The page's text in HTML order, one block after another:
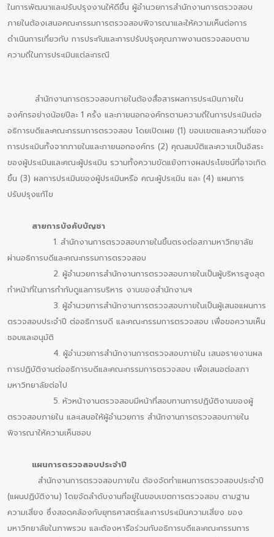
ในการพัฒนาและปรับปรุงงานให้ดีขึ้น ผู้อำนวยการสำนักงานการตรวจสอบ
ภายในต้องเสนอคณะกรรมการตรวจสอบพิจารณาและให้ความเห็นต่อการ
ดำเนินการเกี่ยวกับ การประกันและการปรับปรุงคุณภาพงานตรวจสอบตาม
ความถี่ในการประเมินแต่ละกรณี
สำนักงานการตรวจสอบภายในต้องสื่อสารผลการประเมินภายใน
องค์กรอย่างน้อยปีละ 1 ครั้ง และภายนอกองค์กรตามความถี่ในการประเมินต่อ
อธิการบดีและคณะกรรมการตรวจสอบ โดยเปิดเผย (1) ขอบเขตและความถี่ของ
การประเมินทั้งจากภายในและภายนอกองค์กร (2) คุณสมบัติและความเป็นอิสระ
ของผู้ประเมินและคณะผู้ประเมิน รวามทั้งความขัดแย้งทางผลประโยชน์ที่อาจเกิด
ขึ้น (3) ผลการประเมินของผู้ประเมินหรือ คณะผู้ประเมิน และ (4) แผนการ
ปรับปรุงแก้ไข
สายการบังคับบัญชา
1. สำนักงานการตรวจสอบภายในขึ้นตรงต่อสภามหาวิทยาลัย
ผ่านอธิการบดีและคณะกรรมการตรวจสอบ
2. ผู้อำนวยการสำนักงานการตรวจสอบภายในเป็นผู้บริหารสูงสุด
ทำหน้าที่ในการกำกับดูแลการบริหาร งานของสำนักงานฯ
3. ผู้อำนวยการสำนักงานการตรวจสอบภายในเป็นผู้เสนอแผนการ
ตรวจสอบประจำปี ต่ออธิการบดี และคณะกรรมการตรวจสอบ เพื่อขอความเห็น
ชอบและอนุมัติ
4. ผู้อำนวยการสำนักงานการตรวจสอบภายใน เสนอรายงานผล
การปฏิบัติงานต่ออธิการบดีและคณะกรรมการตรวจสอบ เพื่อเสนอต่อสภา
มหาวิทยาลัยต่อไป
5. หัวหน้างานตรวจสอบมีหน้าที่สอบทานการปฏิบัติงานของผู้
ตรวจสอบภายใน และเสนอให้ผู้อำนวยการ สำนักงานการตรวจสอบภายใน
พิจารณาให้ความเห็นชอบ
แผนการตรวจสอบประจำปี
สำนักงานการตรวจสอบภายใน ต้องจัดทำแผนการตรวจสอบประจำปี
(แผนปฏิบัติงาน) โดยจัดลำดับงานที่อยู่ในขอบเขตการตรวจสอบ ตามฐาน
ความเสี่ยง ซึ่งสอดคล้องกับยุทธศาสตร์และการประเมินความเสี่ยง ของ
มหาวิทยาลัยในภาพรวม และต้องหารือร่วมกับอธิการบดีและคณะกรรมการ